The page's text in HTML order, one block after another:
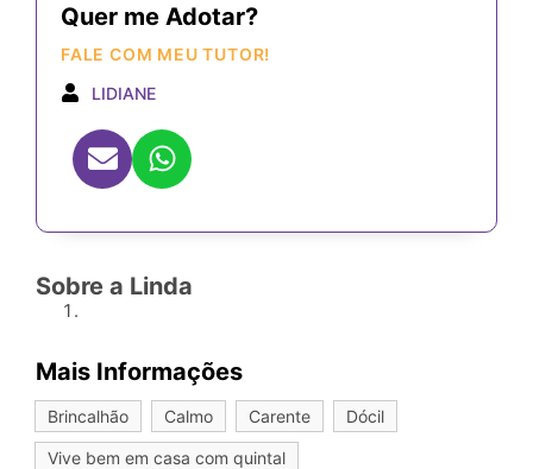
Quer me Adotar?
FALE COM MEU TUTOR!
LIDIANE
Sobre a Linda
Mais Informações
Brincalhão Calmo Carente Dócil
Vive bem em casa com quintal